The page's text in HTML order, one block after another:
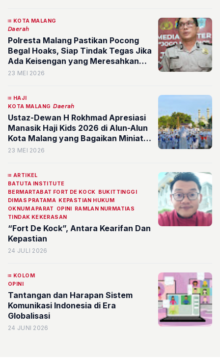
KOTA MALANG
𝘋𝘢𝘦𝘳𝘢𝘩
Polresta Malang Pastikan Pocong
Begal Hoaks, Siap Tindak Tegas Jika
Ada Keisengan yang Meresahkan
Warga Kota Malang
23 MEI 2026
HAJI
KOTA MALANG 𝘋𝘢𝘦𝘳𝘢𝘩
Ustaz-Dewan H Rokhmad Apresiasi
Manasik Haji Kids 2026 di Alun-Alun
Kota Malang yang Bagaikan Miniatur
Masjidil Haram
23 MEI 2026
ARTIKEL
BATUTA INSTITUTE
BERMARTABAT FORT DE KOCK BUKITTINGGI
DIMAS PRATAMA KEPASTIAN HUKUM
OKNUM APARAT
OPINI RAMLAN NURMATIAS
TINDAK KEKERASAN
“Fort De Kock”, Antara Kearifan Dan
Kepastian
24 JULI 2026
KOLOM
OPINI
Tantangan dan Harapan Sistem
Komunikasi Indonesia di Era
Globalisasi
24 JUNI 2026